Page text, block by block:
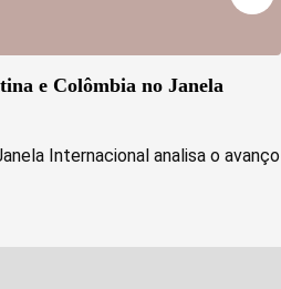
e Colômbia no Janela
Internacional analisa o avanço